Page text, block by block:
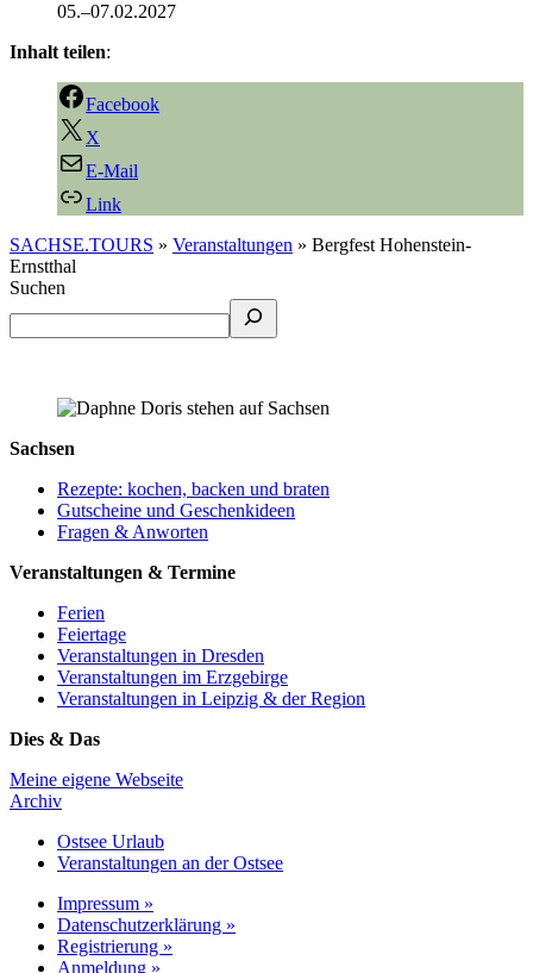
05.–07.02.2027
Inhalt teilen:
Facebook
X
E-Mail
Link
SACHSE.TOURS » Veranstaltungen » Bergfest Hohenstein-
Ernstthal
Suchen
Sachsen
Rezepte: kochen, backen und braten
Gutscheine und Geschenkideen
Fragen & Anworten
Veranstaltungen & Termine
Ferien
Feiertage
Veranstaltungen in Dresden
Veranstaltungen im Erzgebirge
Veranstaltungen in Leipzig & der Region
Dies & Das
Meine eigene Webseite
Archiv
Ostsee Urlaub
Veranstaltungen an der Ostsee
Impressum »
Datenschutzerklärung »
Registrierung »
Anmeldung »